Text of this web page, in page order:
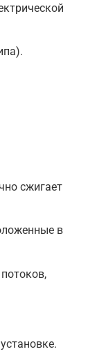
сжигает
в